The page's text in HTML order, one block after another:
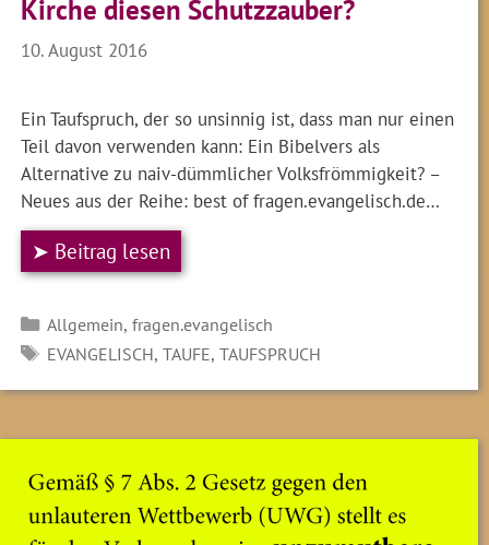
Kirche diesen Schutzzauber?
10. August 2016
Ein Taufspruch, der so unsinnig ist, dass man nur einen
Teil davon verwenden kann: Ein Bibelvers als
Alternative zu naiv-dümmlicher Volksfrömmigkeit? –
Neues aus der Reihe: best of fragen.evangelisch.de…
➤ Beitrag lesen
Kategorien
Allgemein, fragen.evangelisch
SCHLAGWÖRTER
EVANGELISCH, TAUFE, TAUFSPRUCH